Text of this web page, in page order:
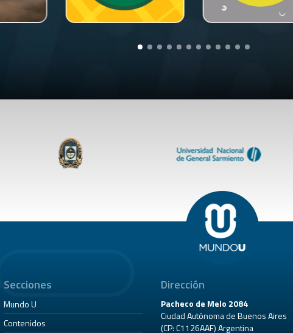
Secciones
Mundo U
Contenidos
Dirección
Pacheco de Melo 2084
Ciudad Autónoma de Buenos Aires
(CP: C1126AAF) Argentina